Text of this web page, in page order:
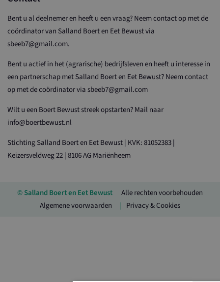
Bent u al deelnemer en heeft u een vraag? Neem contact op met de
coördinator van Salland Boert en Eet Bewust via
sbeeb7@gmail.com.
Bent u actief in het (agrarische) bedrijfsleven en heeft u interesse in
een partnerschap met Salland Boert en Eet Bewust? Neem contact
op met de coördinator via sbeeb7@gmail.com
Wilt u een Boert Bewust streek opstarten? Mail naar
info@boertbewust.nl
Stichting Salland Boert en Eet Bewust | KVK: 81052383 |
Keizersveldweg 22 | 8106 AG Mariënheem
© Salland Boert en Eet Bewust
Alle rechten voorbehouden
Algemene voorwaarden
Privacy & Cookies